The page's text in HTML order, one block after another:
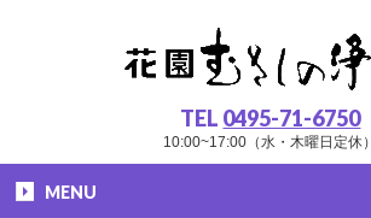
TEL 0495-71-6750
10:00~17:00（水・木曜日定休）
MENU